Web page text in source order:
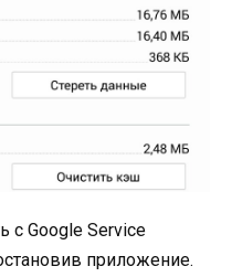
с Google Service
приложение.